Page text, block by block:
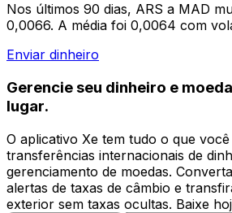
Nos últimos 90 dias, ARS a MAD
0,0066. A média foi 0,0064 com
Enviar dinheiro
Gerencie seu dinheiro e
lugar.
O aplicativo Xe tem tudo o que
transferências internacionais de
gerenciamento de moedas.
alertas de taxas de câmbio e
exterior sem taxas ocultas. Baixe